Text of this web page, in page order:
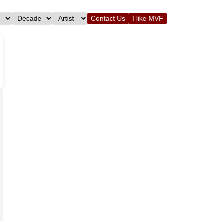
Contact Us I like MVF